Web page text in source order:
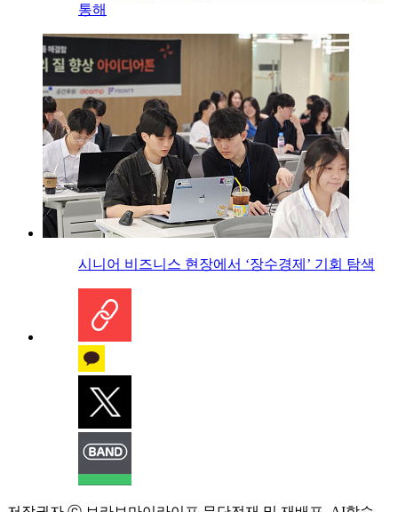
통해
시니어 비즈니스 현장에서 ‘장수경제’ 기회 탐색